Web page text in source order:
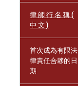
律 師 行 名 稱 (
中 文 )
首次成為有限法
律責任合夥的日
期